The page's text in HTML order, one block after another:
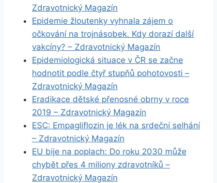
Zdravotnický Magazín
Epidemie žloutenky vyhnala zájem o
očkování na trojnásobek. Kdy dorazí další
vakcíny? – Zdravotnický Magazín
Epidemiologická situace v ČR se začne
hodnotit podle čtyř stupňů pohotovosti –
Zdravotnický Magazín
Eradikace dětské přenosné obrny v roce
2019 – Zdravotnický Magazín
ESC: Empagliflozin je lék na srdeční selhání
– Zdravotnický Magazín
EU bije na poplach: Do roku 2030 může
chybět přes 4 miliony zdravotníků –
Zdravotnický Magazín